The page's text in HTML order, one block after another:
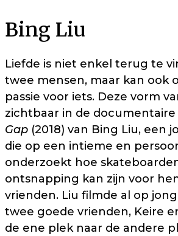
Bing Liu
Liefde is niet enkel terug te
twee mensen, maar kan ook
passie voor iets. Deze vorm
zichtbaar in de documentaire
Gap (2018) van Bing Liu, een
die op een intieme en
onderzoekt hoe
ontsnapping kan zijn voor
vrienden. Liu filmde al op
twee goede vrienden, Keire
de ene plek naar de andere